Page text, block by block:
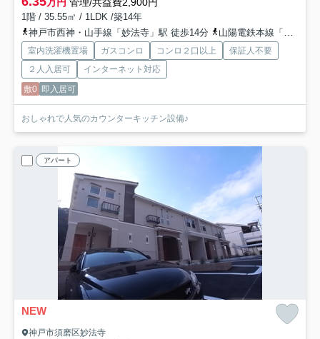
1階 / 35.55㎡ / 1LDK /築14年
神戸市西神・山手線「妙法寺」駅 徒歩14分
山陽電鉄本線「板宿」駅 徒歩29分
室内洗濯機置場 ガスコンロ コンロ２口以上
保証人不要
２人入居可
インターネット対応
敷0 即入居可
おしゃれで人気のカウンターキッチン設備♪
アパート
NEW
神戸市須磨区妙法寺